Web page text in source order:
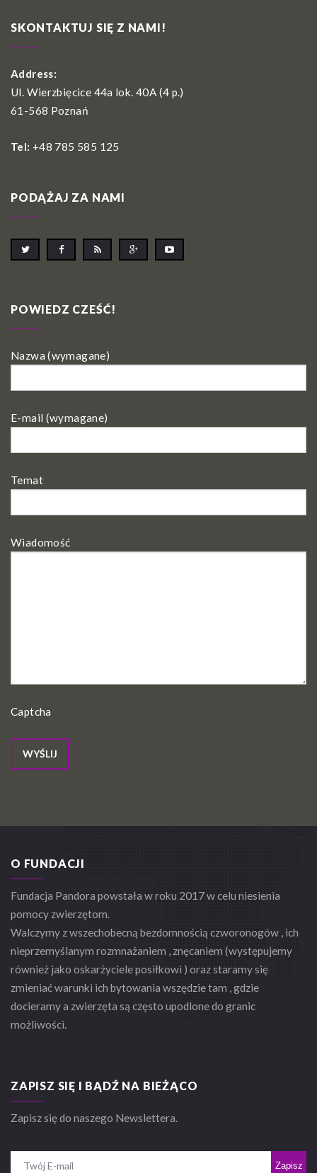
SKONTAKTUJ SIĘ Z NAMI!
Address:
Ul. Wierzbięcice 44a lok. 40A (4 p.)
61-568 Poznań
Tel: +48 785 585 125
PODĄŻAJ ZA NAMI
POWIEDZ CZEŚĆ!
Nazwa (wymagane)
E-mail (wymagane)
Temat
Wiadomość
Captcha
O FUNDACJI
Fundacja Pandora powstała w roku 2017 w celu niesienia
pomocy zwierzętom.
Walczymy z wszechobecną bezdomnością czworonogów , ich
nieprzemyślanym rozmnażaniem , znęcaniem (występujemy
również jako oskarżyciele posiłkowi ) oraz staramy się
zmieniać warunki ich bytowania wszędzie tam , gdzie
docieramy a zwierzęta są często upodlone do granic
możliwości.
ZAPISZ SIĘ I BĄDŹ NA BIEŻĄCO
Zapisz się do naszego Newslettera.